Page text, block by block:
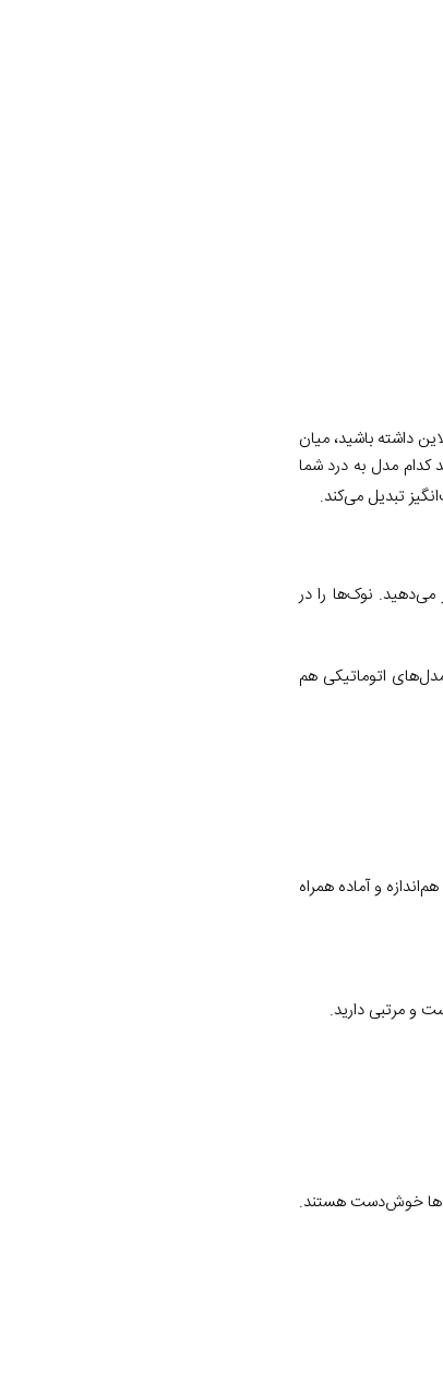
داشته باشید، میان
کدام مدل به درد شما
تبدیل می‌کند.
می‌دهید. نوک‌ها را در
اتوماتیکی هم
و آماده همراه
و مرتبی دارید.
خوش‌دست هستند.